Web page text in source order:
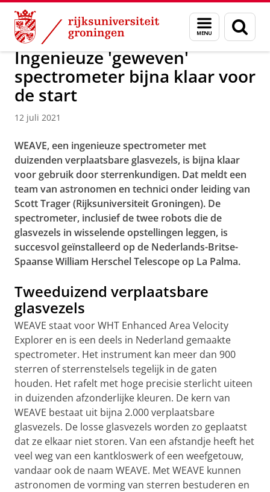
Skip
Content
Skip
Navigation
Menu
en
zoeken
Over ons Actueel Nieuws Nieuwsberichten
Ingenieuze 'geweven'
spectrometer bijna klaar voor
de start
12 juli 2021
WEAVE, een ingenieuze spectrometer met
duizenden verplaatsbare glasvezels, is bijna klaar
voor gebruik door sterrenkundigen. Dat meldt een
team van astronomen en technici onder leiding van
Scott Trager (Rijksuniversiteit Groningen). De
spectrometer, inclusief de twee robots die de
glasvezels in wisselende opstellingen leggen, is
succesvol geïnstalleerd op de Nederlands-Britse-
Spaanse William Herschel Telescope op La Palma.
Tweeduizend verplaatsbare
glasvezels
WEAVE staat voor WHT Enhanced Area Velocity
Explorer en is een deels in Nederland gemaakte
spectrometer. Het instrument kan meer dan 900
sterren of sterrenstelsels tegelijk in de gaten
houden. Het rafelt met hoge precisie sterlicht uiteen
in duizenden afzonderlijke kleuren. De kern van
WEAVE bestaat uit bijna 2.000 verplaatsbare
glasvezels. De losse glasvezels worden zo geplaatst
dat ze elkaar niet storen. Van een afstandje heeft het
veel weg van een kantkloswerk of een weefgetouw,
vandaar ook de naam WEAVE. Met WEAVE kunnen
astronomen de vorming van sterren bestuderen en